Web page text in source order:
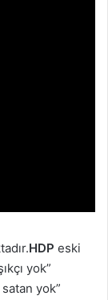
HDP eski
yok”
satan yok”